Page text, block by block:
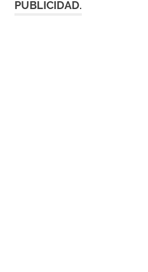
PUBLICIDAD.